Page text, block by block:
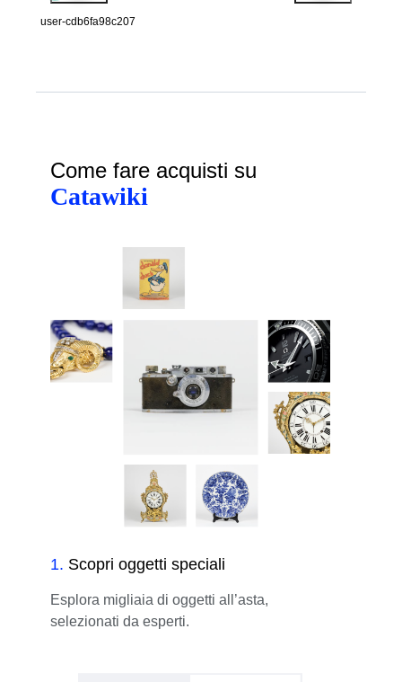
user-cdb6fa98c207
Come fare acquisti su
Catawiki
1. Scopri oggetti speciali
Esplora migliaia di oggetti all’asta,
selezionati da esperti.